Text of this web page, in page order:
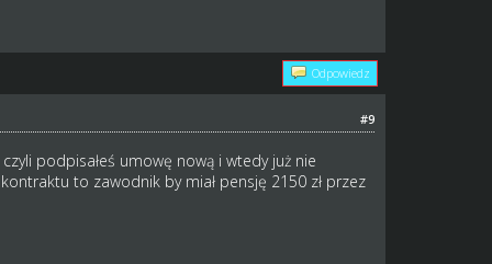
Odpowiedz
#9
podpisałeś umowę nową i wtedy już nie
to zawodnik by miał pensję 2150 zł przez